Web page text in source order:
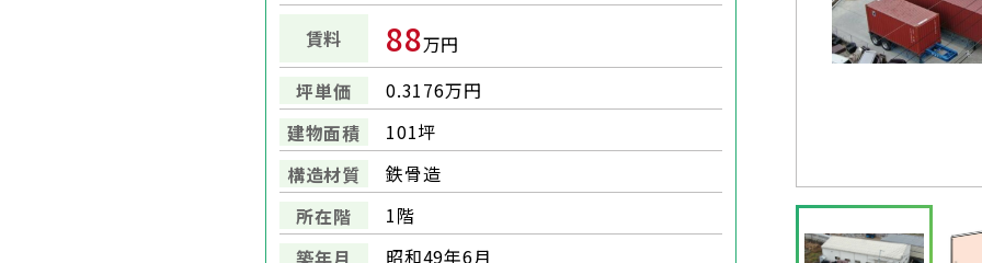
賃料 88万円
坪単価
0.3176万円
建物面積
101坪
構造材質
鉄骨造
所在階
1階
築年月
昭和49年6月